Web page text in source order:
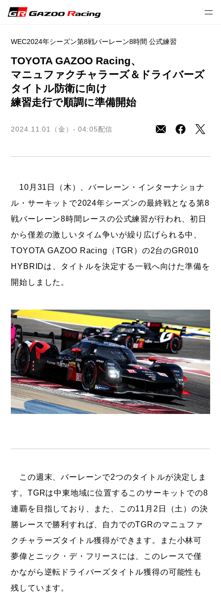
2024年プレスリリース モータースポーツ
WEC2024年シーズン第8戦バーレーン8時間 公式練習
TOYOTA GAZOO Racing、
マニュファクチャラーズ＆ドライバーズ
タイトル防衛に向け
練習走行で順調に準備開始
2024.11.01（金）- 04:05配信
10月31日（木）、バーレーン・インターナショナ
ル・サーキットで2024年シーズンの最終戦となる第8
戦バーレーン8時間レースの公式練習が行われ、初日
から僅差の激しいタイム争いが繰り広げられる中、
TOYOTA GAZOO Racing（TGR）の2台のGR010
HYBRIDは、タイトルを決定する一戦へ向けた準備を
開始しました。
この週末、バーレーンで2つのタイトルが決定しま
す。TGRは中東地域に位置するこのサーキットでの8
連覇を目指しており、また、この11月2日（土）の決
勝レースで勝利すれば、自力でのTGRのマニュファ
クチャラーズタイトル獲得ができます。また小林可
夢偉とニック・デ・フリースには、このレースで僅
かながら逆転ドライバーズタイトル獲得の可能性も
残しています。